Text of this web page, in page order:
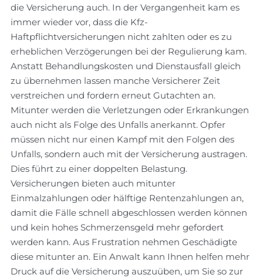
die Versicherung auch. In der Vergangenheit kam es
immer wieder vor, dass die Kfz-
Haftpflichtversicherungen nicht zahlten oder es zu
erheblichen Verzögerungen bei der Regulierung kam.
Anstatt Behandlungskosten und Dienstausfall gleich
zu übernehmen lassen manche Versicherer Zeit
verstreichen und fordern erneut Gutachten an.
Mitunter werden die Verletzungen oder Erkrankungen
auch nicht als Folge des Unfalls anerkannt. Opfer
müssen nicht nur einen Kampf mit den Folgen des
Unfalls, sondern auch mit der Versicherung austragen.
Dies führt zu einer doppelten Belastung.
Versicherungen bieten auch mitunter
Einmalzahlungen oder hälftige Rentenzahlungen an,
damit die Fälle schnell abgeschlossen werden können
und kein hohes Schmerzensgeld mehr gefordert
werden kann. Aus Frustration nehmen Geschädigte
diese mitunter an. Ein Anwalt kann Ihnen helfen mehr
Druck auf die Versicherung auszuüben, um Sie so zur